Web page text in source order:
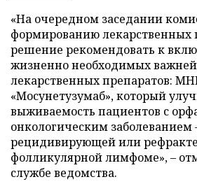
«На очередном заседании
формированию лекарственных
решение рекомендовать к
жизненно необходимых
лекарственных препаратов:
«Мосунетузумаб», который
выживаемость пациентов с
онкологическим заболеванием
рецидивирующей или
фолликулярной лимфоме», –
службе ведомства.